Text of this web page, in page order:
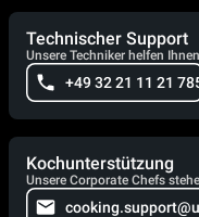
Technischer Support
Unsere Techniker helfen
+49 32 21 11 21
Kochunterstützung
Unsere Corporate Chefs